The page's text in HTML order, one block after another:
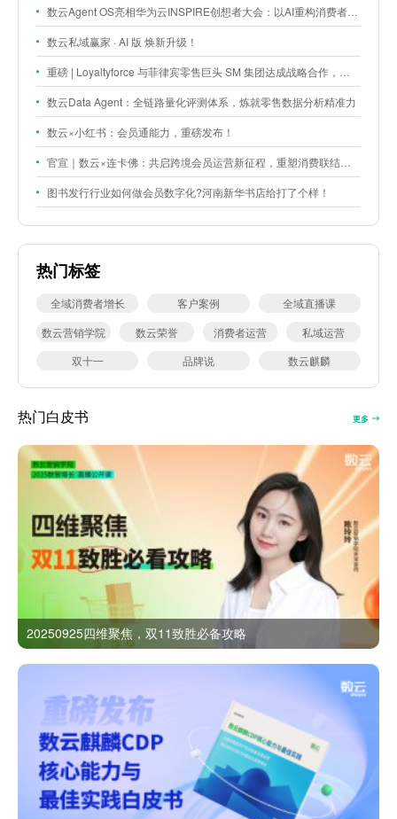
数云Agent OS亮相华为云INSPIRE创想者大会：以AI重构消费者运营与零售营销新范式
数云私域赢家 · AI 版 焕新升级！
重磅 | Loyaltyforce 与菲律宾零售巨头 SM 集团达成战略合作，携手开启 SMAC 会员数智化运营新征程
数云Data Agent：全链路量化评测体系，炼就零售数据分析精准力
数云×小红书：会员通能力，重磅发布！
官宣｜数云×连卡佛：共启跨境会员运营新征程，重塑消费联结新体验
图书发行行业如何做会员数字化?河南新华书店给打了个样！
热门标签
全域消费者增长 客户案例
全域直播课
数云营销学院
数云荣誉 消费者运营
私域运营
双十一
品牌说 数云麒麟
热门白皮书 更多
20250925四维聚焦，双11致胜必备攻略